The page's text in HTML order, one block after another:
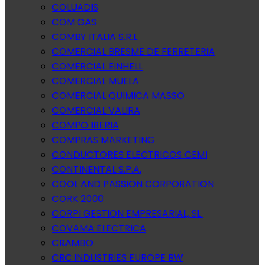
COLUADIS
COM GAS
COMBY ITALIA S.R.L.
COMERCIAL BRESME DE FERRETERIA
COMERCIAL EINHELL
COMERCIAL MUELA
COMERCIAL QUIMICA MASSO
COMERCIAL VALIRA
COMPO IBERIA
COMPRAS MARKETING
CONDUCTORES ELECTRICOS CEMI
CONTINENTAL S.P.A.
COOL AND PASSION CORPORATION
CORK 2000
CORPI GESTION EMPRESARIAL, SL.
COVAMA ELECTRICA
CRAMBO
CRC INDUSTRIES EUROPE BW